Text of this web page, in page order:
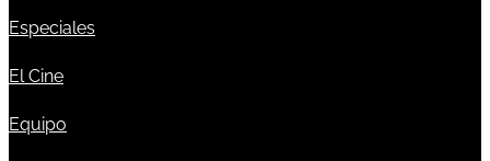
Especiales
El Cine
Equipo